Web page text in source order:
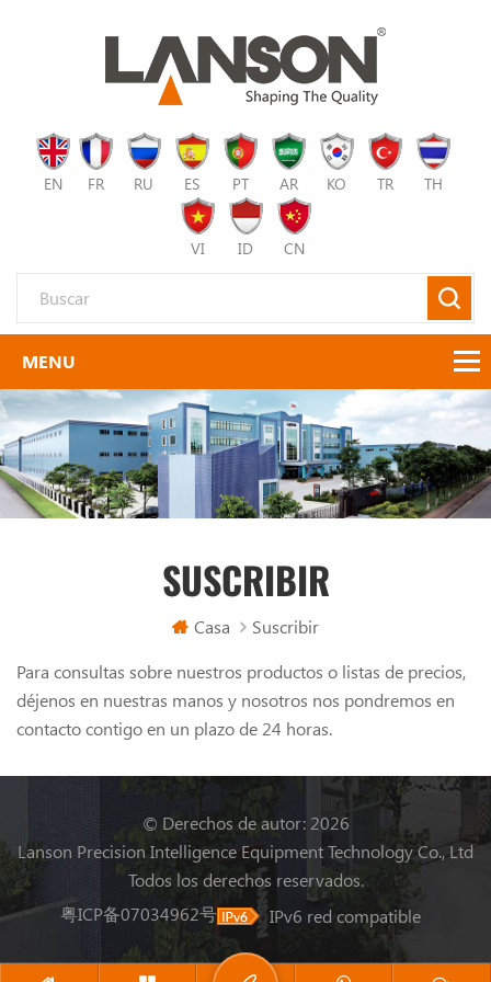
EN FR RU ES PT AR KO TR TH
VI ID CN
SUSCRIBIR
Casa
Suscribir
Para consultas sobre nuestros productos o listas de precios,
déjenos en nuestras manos y nosotros nos pondremos en
contacto contigo en un plazo de 24 horas.
© Derechos de autor: 2026
Lanson Precision Intelligence Equipment Technology Co., Ltd
Todos los derechos reservados.
粤ICP备07034962号
IPv6 red compatible